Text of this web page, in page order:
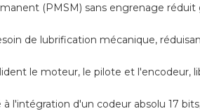
(PMSM) sans engrenage
de lubrification mécanique,
le moteur, le pilote et l'encodeur,
l'intégration d'un codeur absolu 17